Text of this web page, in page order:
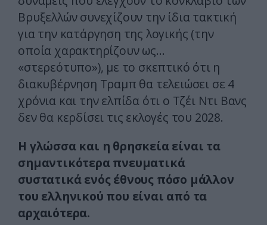
Βρυξελλών συνεχίζουν την ίδια τακτική
για την κατάργηση της λογικής (την
οποία χαρακτηρίζουν ως…
«στερεότυπο»), με το σκεπτικό ότι η
διακυβέρνηση Τραμπ θα τελειώσει σε 4
χρόνια και την ελπίδα ότι ο Τζέι Ντι Βανς
δεν θα κερδίσει τις εκλογές του 2028.
Η γλώσσα και η θρησκεία είναι τα
σημαντικότερα πνευματικά
συστατικά ενός έθνους πόσο μάλλον
του ελληνικού που είναι από τα
αρχαιότερα.